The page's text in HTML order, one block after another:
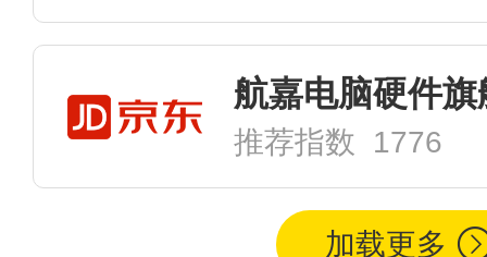
航嘉电脑硬件旗
推荐指数 1776
加载更多